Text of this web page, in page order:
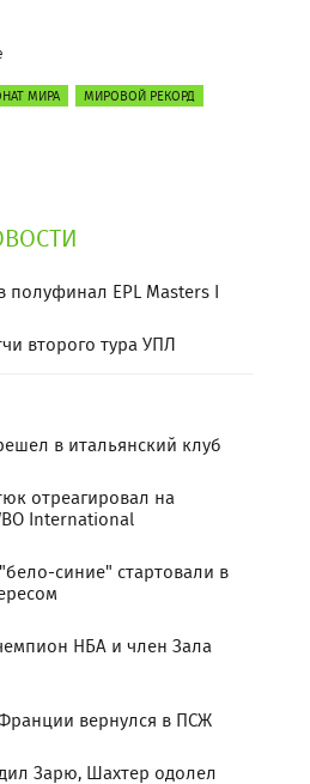
МИРА
МИРОВОЙ РЕКОРД
полуфинал EPL Masters I
второго тура УПЛ
в итальянский клуб
отреагировал на
International
синие" стартовали в
НБА и член Зала
вернулся в ПСЖ
Зарю, Шахтер одолел